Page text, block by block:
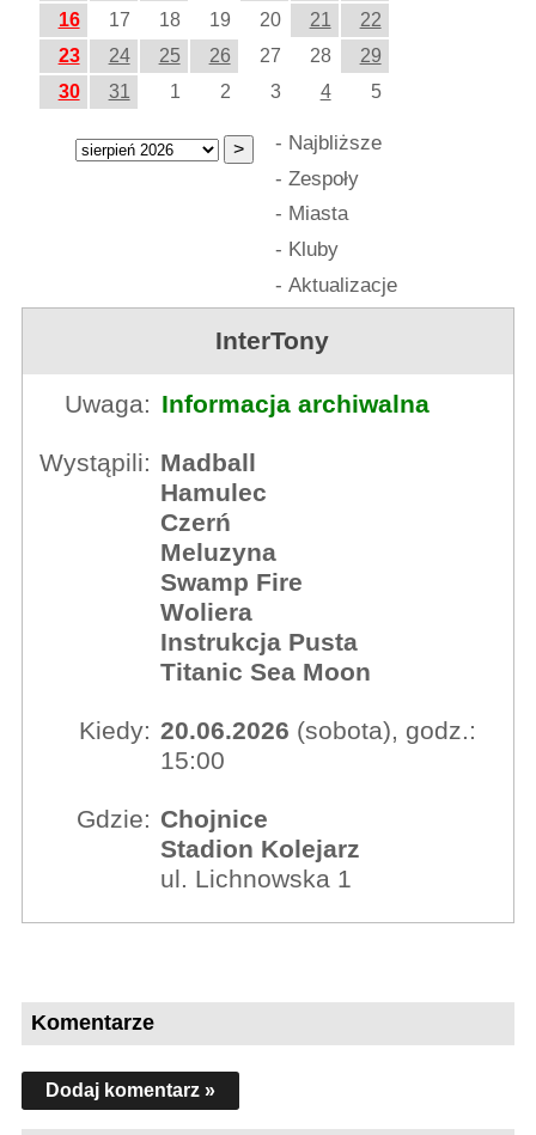
16
17 18 19 20 21
22
23
24 25 26 27 28
29
30
31 1 2 3 4 5
- Najbliższe
- Zespoły
- Miasta
- Kluby
- Aktualizacje
InterTony
Uwaga: Informacja archiwalna
Wystąpili: Madball
Hamulec
Czerń
Meluzyna
Swamp Fire
Woliera
Instrukcja Pusta
Titanic Sea Moon
Kiedy: 20.06.2026 (sobota), godz.:
15:00
Gdzie: Chojnice
Stadion Kolejarz
ul. Lichnowska 1
Komentarze
Dodaj komentarz »